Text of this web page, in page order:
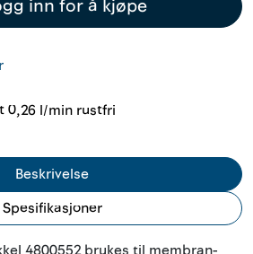
inn for å kjøpe
0,26 l/min rustfri
Beskrivelse
Spesifikasjoner